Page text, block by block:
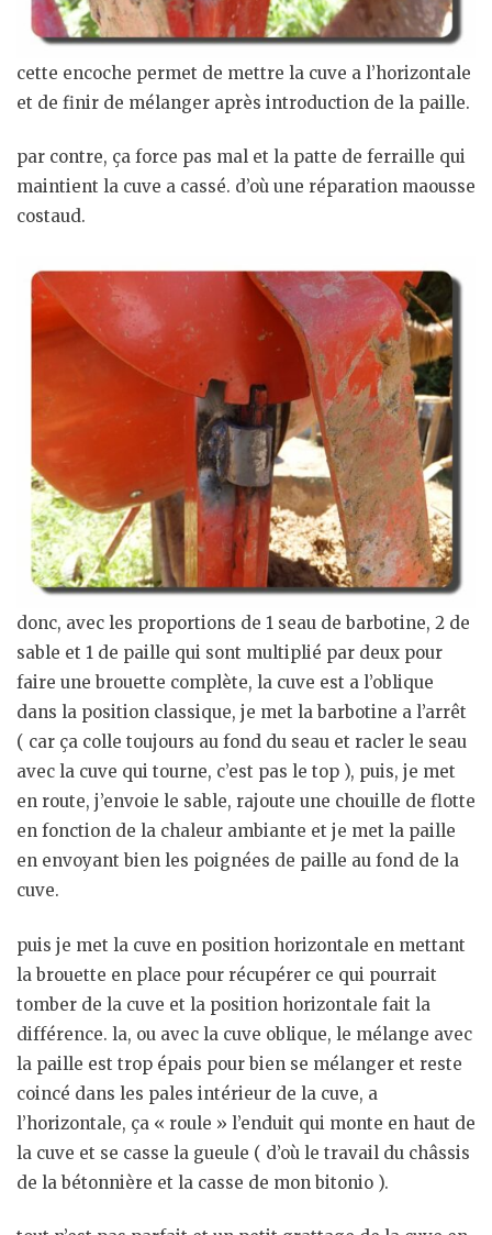
cette encoche permet de mettre la cuve a l’horizontale
et de finir de mélanger après introduction de la paille.
par contre, ça force pas mal et la patte de ferraille qui
maintient la cuve a cassé. d’où une réparation maousse
costaud.
donc, avec les proportions de 1 seau de barbotine, 2 de
sable et 1 de paille qui sont multiplié par deux pour
faire une brouette complète, la cuve est a l’oblique
dans la position classique, je met la barbotine a l’arrêt
( car ça colle toujours au fond du seau et racler le seau
avec la cuve qui tourne, c’est pas le top ), puis, je met
en route, j’envoie le sable, rajoute une chouille de flotte
en fonction de la chaleur ambiante et je met la paille
en envoyant bien les poignées de paille au fond de la
cuve.
puis je met la cuve en position horizontale en mettant
la brouette en place pour récupérer ce qui pourrait
tomber de la cuve et la position horizontale fait la
différence. la, ou avec la cuve oblique, le mélange avec
la paille est trop épais pour bien se mélanger et reste
coincé dans les pales intérieur de la cuve, a
l’horizontale, ça « roule » l’enduit qui monte en haut de
la cuve et se casse la gueule ( d’où le travail du châssis
de la bétonnière et la casse de mon bitonio ).